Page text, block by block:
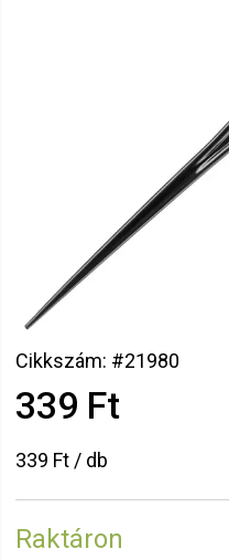
Cikkszám: #21980
339 Ft
339 Ft / db
Raktáron